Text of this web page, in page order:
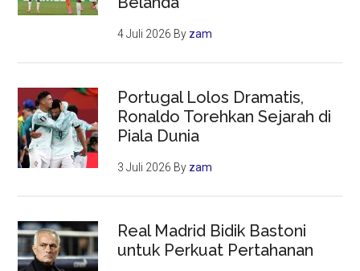
4 Juli 2026 By zam
Portugal Lolos Dramatis,
Ronaldo Torehkan Sejarah di
Piala Dunia
3 Juli 2026 By zam
Real Madrid Bidik Bastoni
untuk Perkuat Pertahanan